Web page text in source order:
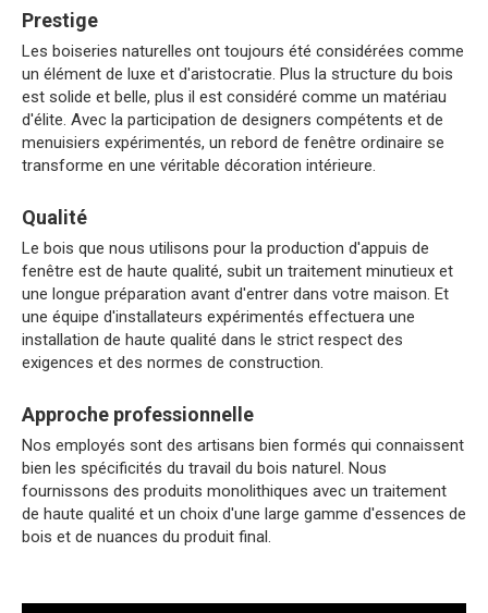
Prestige
Les boiseries naturelles ont toujours été considérées comme
un élément de luxe et d'aristocratie. Plus la structure du bois
est solide et belle, plus il est considéré comme un matériau
d'élite. Avec la participation de designers compétents et de
menuisiers expérimentés, un rebord de fenêtre ordinaire se
transforme en une véritable décoration intérieure.
Qualité
Le bois que nous utilisons pour la production d'appuis de
fenêtre est de haute qualité, subit un traitement minutieux et
une longue préparation avant d'entrer dans votre maison. Et
une équipe d'installateurs expérimentés effectuera une
installation de haute qualité dans le strict respect des
exigences et des normes de construction.
Approche professionnelle
Nos employés sont des artisans bien formés qui connaissent
bien les spécificités du travail du bois naturel. Nous
fournissons des produits monolithiques avec un traitement
de haute qualité et un choix d'une large gamme d'essences de
bois et de nuances du produit final.